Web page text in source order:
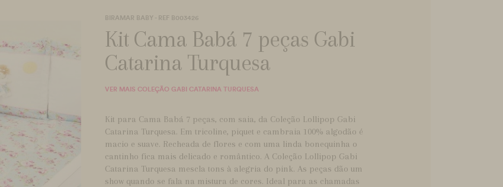
BIRAMAR BABY - REF B003426
Kit Cama Babá 7 peças Gabi
Catarina Turquesa
VER MAIS COLEÇÃO GABI CATARINA TURQUESA
Kit para Cama Babá 7 peças, com saia, da Coleção Lollipop Gabi
Catarina Turquesa. Em tricoline, piquet e cambraia 100% algodão é
macio e suave. Recheada de flores e com uma linda bonequinha o
cantinho fica mais delicado e romântico. A Coleção Lollipop Gabi
Catarina Turquesa mescla tons à alegria do pink. As peças dão um
show quando se fala na mistura de cores. Ideal para as chamadas